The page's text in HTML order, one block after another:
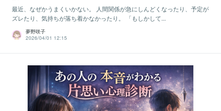
最近、なぜかうまくいかない。 人間関係が急にしんどくなったり、予定が
ズレたり、気持ちが落ち着かなかったり。 「もしかして...
夢野咲子
2026/04/01 12:15